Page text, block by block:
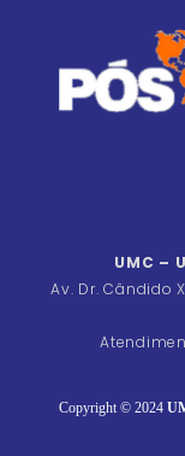
UMC –
Av. Dr. Cândido
Copyright © 2024